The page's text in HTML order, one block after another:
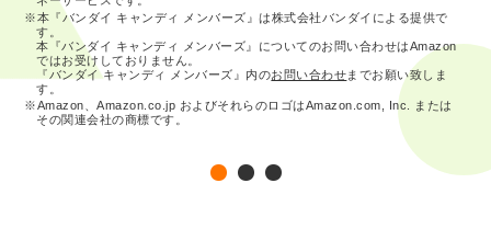
※本『バンダイ キャンディ メンバーズ』は株式会社バンダイによる提供で
す。
本『バンダイ キャンディ メンバーズ』についてのお問い合わせはAmazon
ではお受けしておりません。
『バンダイ キャンディ メンバーズ』内のお問い合わせまでお願い致しま
す。
※Amazon、Amazon.co.jp およびそれらのロゴはAmazon.com, Inc. または
その関連会社の商標です。